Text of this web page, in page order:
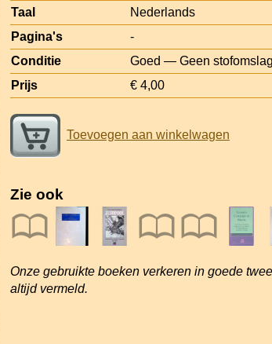
Taal
Nederlands
Pagina's
-
Conditie
Goed — Geen
Prijs
€ 4,00
Toevoegen aan winkelwagen
Zie ook
Onze gebruikte boeken verkeren in goede
altijd vermeld.